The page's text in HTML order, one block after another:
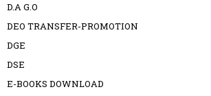
D.A G.O
DEO TRANSFER-PROMOTION
DGE
DSE
E-BOOKS DOWNLOAD